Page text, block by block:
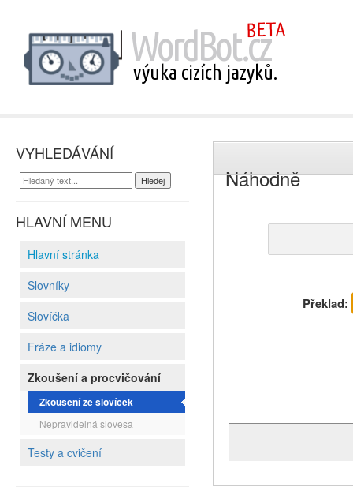
VYHLEDÁVÁNÍ
HLAVNÍ MENU
Hlavní stránka
Slovníky
Slovíčka
Fráze a idiomy
Zkoušení a procvičování
Zkoušení ze slovíček
Nepravidelná slovesa
Testy a cvičení
Náhodně
Překlad: